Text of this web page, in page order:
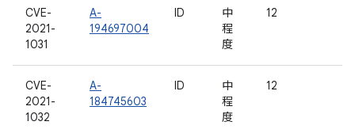
CVE-
2021-
1031
A-
194697004
ID
中
程
度
12
CVE-
2021-
1032
A-
184745603
ID
中
程
度
12